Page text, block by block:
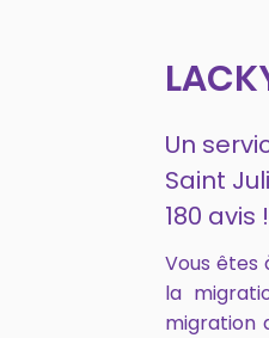
Un
Saint
180 avis !
Vous êtes
la
migration